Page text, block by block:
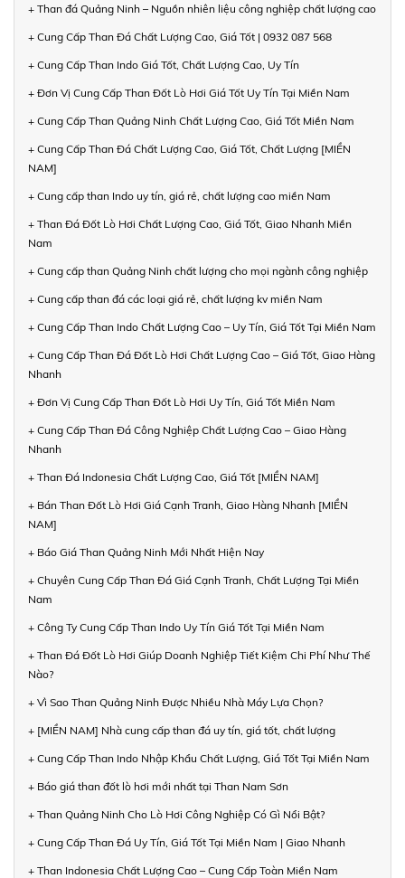
+ Than đá Quảng Ninh – Nguồn nhiên liệu công nghiệp chất lượng cao
+ Cung Cấp Than Đá Chất Lượng Cao, Giá Tốt | 0932 087 568
+ Cung Cấp Than Indo Giá Tốt, Chất Lượng Cao, Uy Tín
+ Đơn Vị Cung Cấp Than Đốt Lò Hơi Giá Tốt Uy Tín Tại Miền Nam
+ Cung Cấp Than Quảng Ninh Chất Lượng Cao, Giá Tốt Miền Nam
+ Cung Cấp Than Đá Chất Lượng Cao, Giá Tốt, Chất Lượng [MIỀN
NAM]
+ Cung cấp than Indo uy tín, giá rẻ, chất lượng cao miền Nam
+ Than Đá Đốt Lò Hơi Chất Lượng Cao, Giá Tốt, Giao Nhanh Miền
Nam
+ Cung cấp than Quảng Ninh chất lượng cho mọi ngành công nghiệp
+ Cung cấp than đá các loại giá rẻ, chất lượng kv miền Nam
+ Cung Cấp Than Indo Chất Lượng Cao – Uy Tín, Giá Tốt Tại Miền Nam
+ Cung Cấp Than Đá Đốt Lò Hơi Chất Lượng Cao – Giá Tốt, Giao Hàng
Nhanh
+ Đơn Vị Cung Cấp Than Đốt Lò Hơi Uy Tín, Giá Tốt Miền Nam
+ Cung Cấp Than Đá Công Nghiệp Chất Lượng Cao – Giao Hàng
Nhanh
+ Than Đá Indonesia Chất Lượng Cao, Giá Tốt [MIỀN NAM]
+ Bán Than Đốt Lò Hơi Giá Cạnh Tranh, Giao Hàng Nhanh [MIỀN
NAM]
+ Báo Giá Than Quảng Ninh Mới Nhất Hiện Nay
+ Chuyên Cung Cấp Than Đá Giá Cạnh Tranh, Chất Lượng Tại Miền
Nam
+ Công Ty Cung Cấp Than Indo Uy Tín Giá Tốt Tại Miền Nam
+ Than Đá Đốt Lò Hơi Giúp Doanh Nghiệp Tiết Kiệm Chi Phí Như Thế
Nào?
+ Vì Sao Than Quảng Ninh Được Nhiều Nhà Máy Lựa Chọn?
+ [MIỀN NAM] Nhà cung cấp than đá uy tín, giá tốt, chất lượng
+ Cung Cấp Than Indo Nhập Khẩu Chất Lượng, Giá Tốt Tại Miền Nam
+ Báo giá than đốt lò hơi mới nhất tại Than Nam Sơn
+ Than Quảng Ninh Cho Lò Hơi Công Nghiệp Có Gì Nổi Bật?
+ Cung Cấp Than Đá Uy Tín, Giá Tốt Tại Miền Nam | Giao Nhanh
+ Than Indonesia Chất Lượng Cao – Cung Cấp Toàn Miền Nam